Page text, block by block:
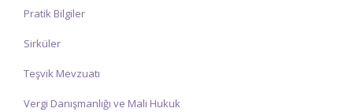
Pratik Bilgiler
Sirküler
Teşvik Mevzuatı
Vergi Danışmanlığı ve Mali Hukuk